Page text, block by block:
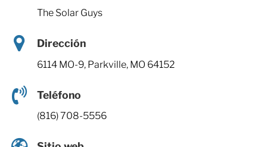
The Solar Guys
Dirección
6114 MO-9, Parkville, MO 64152
Teléfono
(816) 708-5556